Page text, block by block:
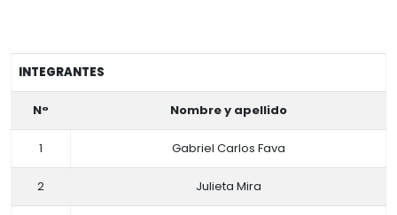
INTEGRANTES
N° Nombre y apellido
1 Gabriel Carlos Fava
2 Julieta Mira